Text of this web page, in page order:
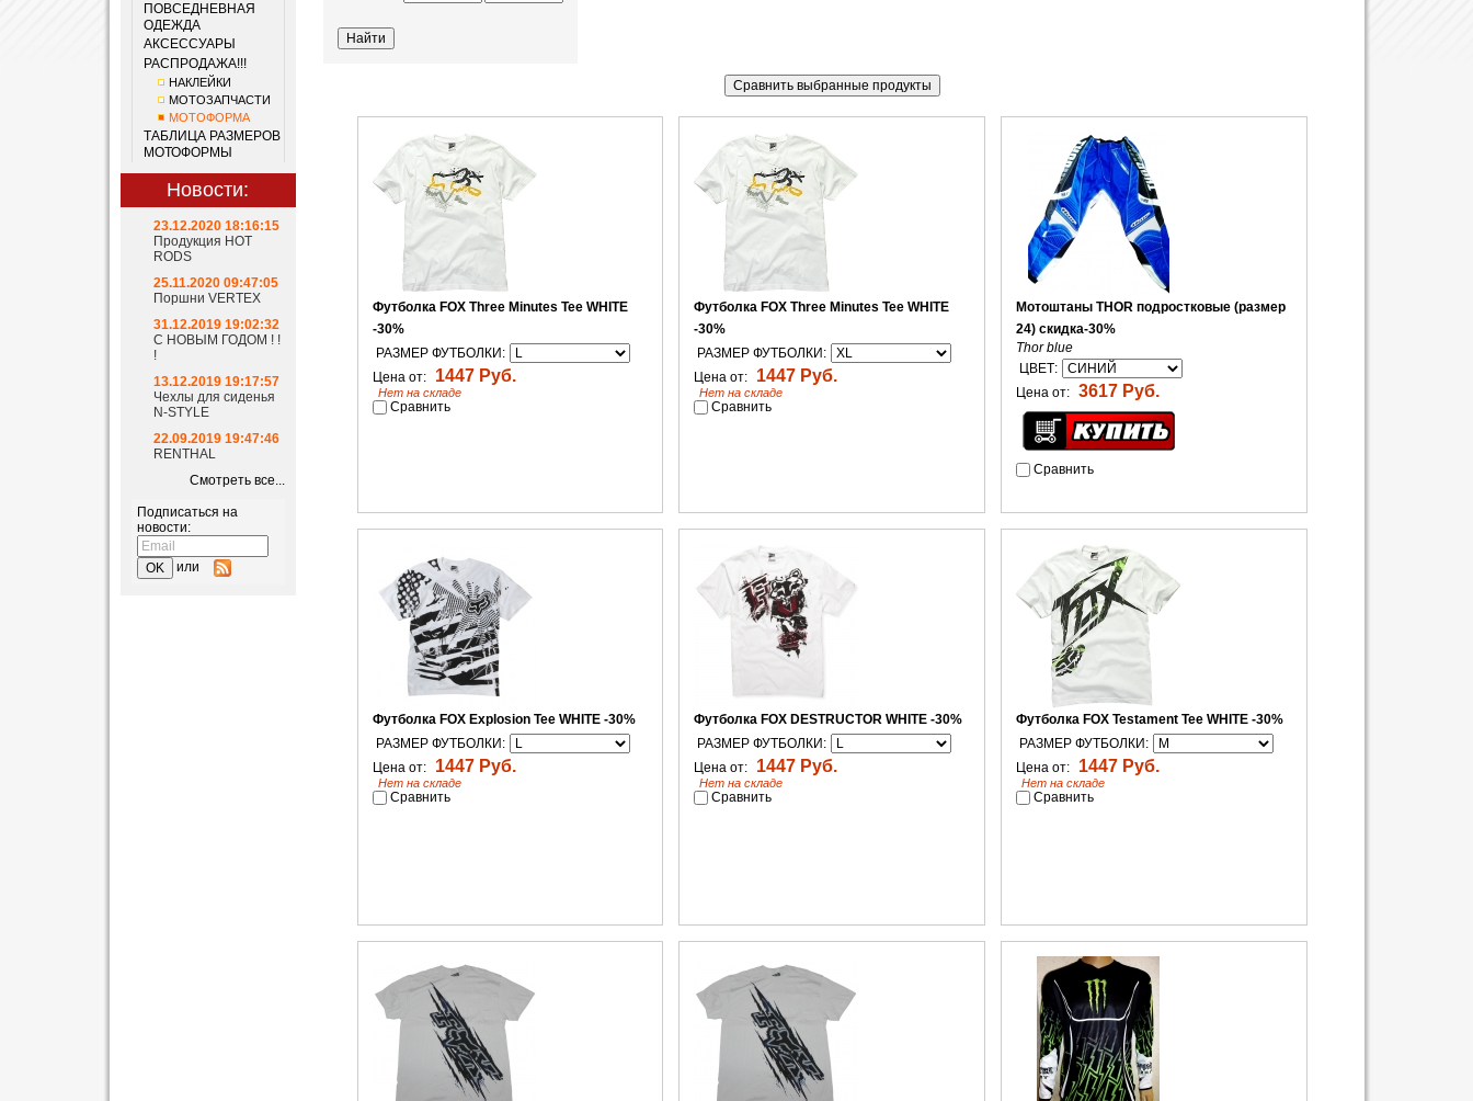
ПОВСЕДНЕВНАЯ
ОДЕЖДА
АКСЕССУАРЫ
РАСПРОДАЖА!!!
НАКЛЕЙКИ
МОТОЗАПЧАСТИ
МОТОФОРМА
ТАБЛИЦА РАЗМЕРОВ
МОТОФОРМЫ
Новости:
23.12.2020 18:16:15
Продукция HOT
RODS
25.11.2020 09:47:05
Поршни VERTEX
31.12.2019 19:02:32
С НОВЫМ ГОДОМ ! !
!
13.12.2019 19:17:57
Чехлы для сиденья
N-STYLE
22.09.2019 19:47:46
RENTHAL
Смотреть все...
Подписаться на
новости:
или
Футболка FOX Three Minutes Tee WHITE
-30%
РАЗМЕР ФУТБОЛКИ:
Цена от:
1447 Руб.
Нет на складе
Сравнить
Футболка FOX Three Minutes Tee WHITE
-30%
РАЗМЕР ФУТБОЛКИ:
Цена от:
1447 Руб.
Нет на складе
Сравнить
Мотоштаны THOR подростковые (размер
24) скидка-30%
Thor blue
ЦВЕТ:
Цена от: 3617 Руб.
Сравнить
Футболка FOX Explosion Tee WHITE -30%
РАЗМЕР ФУТБОЛКИ:
Цена от:
1447 Руб.
Нет на складе
Сравнить
Футболка FOX DESTRUCTOR WHITE -30%
РАЗМЕР ФУТБОЛКИ:
Цена от:
1447 Руб.
Нет на складе
Сравнить
Футболка FOX Testament Tee WHITE -30%
РАЗМЕР ФУТБОЛКИ:
Цена от:
1447 Руб.
Нет на складе
Сравнить